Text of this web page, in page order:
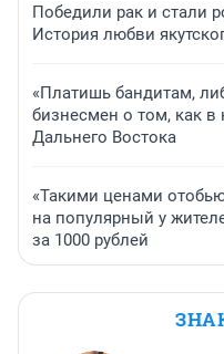
Победили рак и стали
История любви
«Платишь бандитам,
бизнесмен о том, как
Дальнего Востока
«Такими ценами
на популярный у
за 1000 рублей